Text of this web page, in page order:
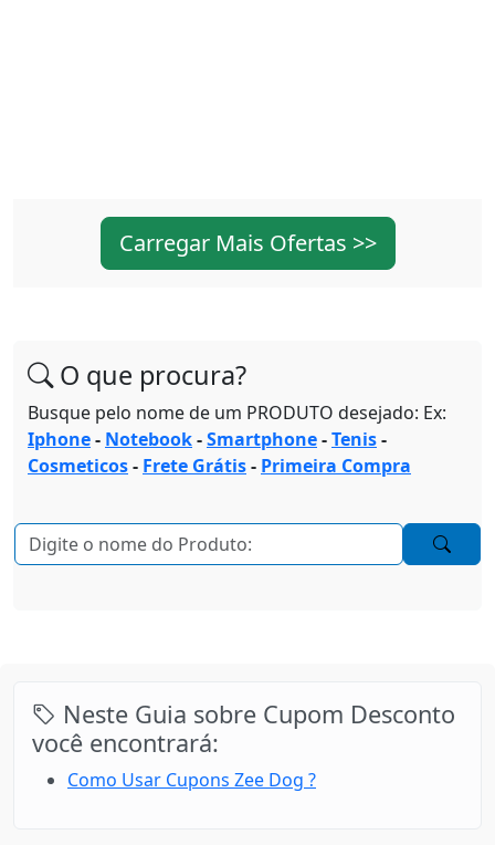
Carregar Mais Ofertas >>
O que procura?
Busque pelo nome de um PRODUTO desejado: Ex:
Iphone- Notebook-Smartphone-Tenis-
Cosmeticos- Frete Grátis- Primeira Compra
Neste Guia sobre Cupom Desconto
você encontrará:
Como Usar Cupons Zee Dog ?